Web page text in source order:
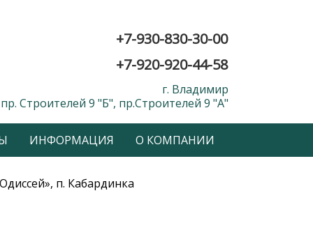
+7-930-830-30-00
+7-920-920-44-58
г. Владимир
пр. Строителей 9 "Б", пр.Строителей 9 "А"
ИНФОРМАЦИЯ О КОМПАНИИ
п. Кабардинка